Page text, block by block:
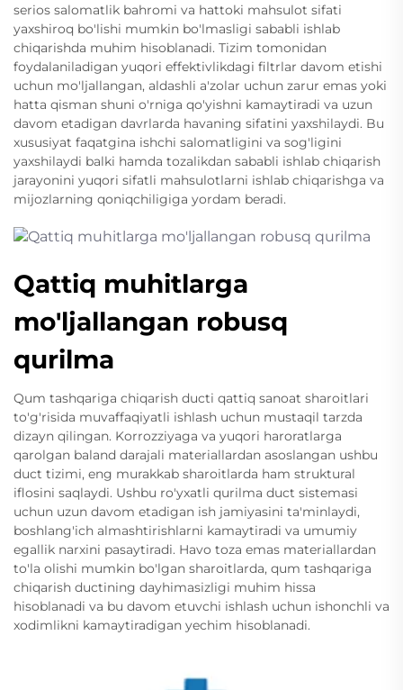
serios salomatlik bahromi va hattoki mahsulot sifati
yaxshiroq bo'lishi mumkin bo'lmasligi sababli ishlab
chiqarishda muhim hisoblanadi. Tizim tomonidan
foydalaniladigan yuqori effektivlikdagi filtrlar davom etishi
uchun mo'ljallangan, aldashli a'zolar uchun zarur emas yoki
hatta qisman shuni o'rniga qo'yishni kamaytiradi va uzun
davom etadigan davrlarda havaning sifatini yaxshilaydi. Bu
xususiyat faqatgina ishchi salomatligini va sog'ligini
yaxshilaydi balki hamda tozalikdan sababli ishlab chiqarish
jarayonini yuqori sifatli mahsulotlarni ishlab chiqarishga va
mijozlarning qoniqchiligiga yordam beradi.
Qattiq muhitlarga
mo'ljallangan robusq
qurilma
Qum tashqariga chiqarish ducti qattiq sanoat sharoitlari
to'g'risida muvaffaqiyatli ishlash uchun mustaqil tarzda
dizayn qilingan. Korrozziyaga va yuqori haroratlarga
qarolgan baland darajali materiallardan asoslangan ushbu
duct tizimi, eng murakkab sharoitlarda ham struktural
iflosini saqlaydi. Ushbu ro'yxatli qurilma duct sistemasi
uchun uzun davom etadigan ish jamiyasini ta'minlaydi,
boshlang'ich almashtirishlarni kamaytiradi va umumiy
egallik narxini pasaytiradi. Havo toza emas materiallardan
to'la olishi mumkin bo'lgan sharoitlarda, qum tashqariga
chiqarish ductining dayhimasizligi muhim hissa
hisoblanadi va bu davom etuvchi ishlash uchun ishonchli va
xodimlikni kamaytiradigan yechim hisoblanadi.